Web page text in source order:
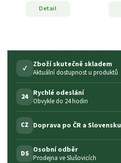
Detail
✓ Zboží skutečně skladem
Aktuální dostupnost u produktů
24 Rychlé odeslání
Obvykle do 24 hodin
CZ Doprava po ČR a Slovensku
DS Osobní odběr
Prodejna ve Slušovicích